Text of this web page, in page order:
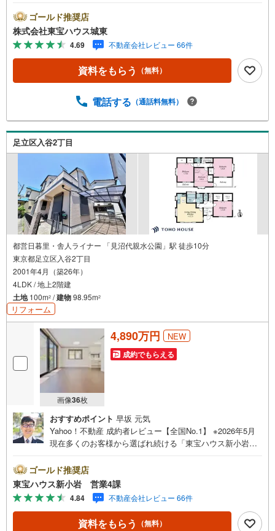
カレンダーの作成▽ご購入後もお客様の人生のパートナー
として暮らしの「安心」を守り続けます。【Yahoo！ 不動
産キャンペーン対象店舗】当店で物件を成約するとPayPay
ボーナスライトがもらえる「Yahoo！ 不動産 物件ご成約キ
ャンペーン」の対象になります。「資料をもらう」「見学
予約をする」ボタンからお問い合わせください。※必ずYah
スライトは出金と譲渡はできません。ご案内・詳細な資料
時受け付けております！■頭金0円からのご購入可能です■
（諸費用もOK）お気軽にお問い合わせください。
ゴールド推奨店
株式会社東宝ハウス城東
4.69 不動産会社レビュー 66件
資料をもらう （無料）
電話する （通話料無料）
足立区入谷2丁目
都営日暮里・舎人ライナー 「見沼代親水公園」駅 徒歩10分
東京都足立区入谷2丁目
2001年4月（築26年）
4LDK / 地上2階建
土地100m2 /建物98.95m2
リフォーム
画像36枚
4,890万円 NEW
成約でもらえる
おすすめポイント 早坂 元気
Yahoo！不動産 成約者レビュー【全国No.1】 ※2026年5月
現在多くのお客様から選ばれ続ける「東宝ハウス新小岩」
見学OK■営業時間内（9:00～20:00）はお電話でのご連絡が
スムーズです。ご自宅への送迎・最寄駅でのお待ち合わせ
等、お気軽にご相談ください。 選ばれる3つの「圧倒的メ
リット」 （1）【業界最低水準の提携住宅ローン】「他社
で断られた」「借入がある」方も独自審査で多数承認！優
ゴールド推奨店
東宝ハウス新小岩 営業4課
4.84 不動産会社レビュー 66件
資料をもらう （無料）